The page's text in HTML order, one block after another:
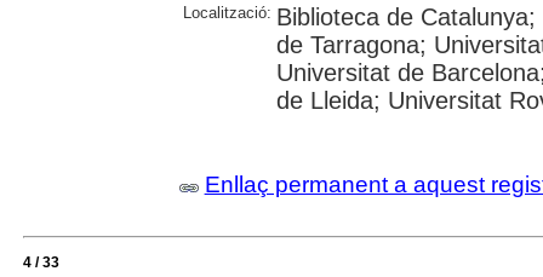
Localització: Biblioteca de
de Tarragona;
Universitat de
de Lleida; Universitat
Enllaç permanent a aquest
4 / 33